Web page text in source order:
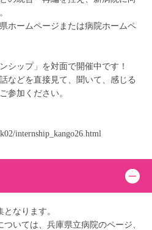
ホームページまたは病院ホームペ
シップ」を対面で開催中です！
などを直接見て、聞いて、感じる
参加ください。
internship_kango26.html
なります。
いては、兵庫県立病院のページ、